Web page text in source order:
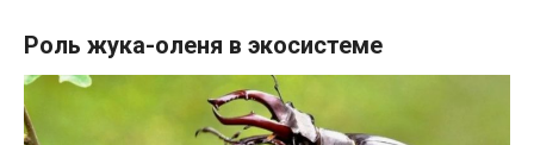
Роль жука-оленя в экосистеме